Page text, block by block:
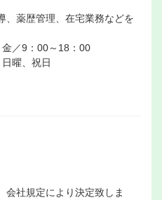
、薬歴管理、在宅業務などを
／9：00～18：00
曜、祝日
社規定により決定致しま